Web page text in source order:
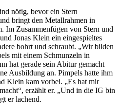
nötig, bevor ein Stern
bringt den Metallrahmen in
Im Zusammenfügen von Stern und
Jonas Klein ein eingespieltes
bohrt und schraubt. „Wir bilden
mit einem Schmunzeln in
hat gerade sein Abitur gemacht
Ausbildung an. Pimpels hatte ihm
Klein kam vorbei. „Es hat mir
erzählt er. „Und in die IG bin
er lachend.